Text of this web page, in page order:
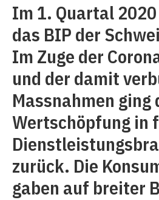
Im 1. Quartal
das BIP der
Im Zuge der
und der damit
Massnahmen ging
Wertschöpfung in
zurück. Die
gaben auf breiter